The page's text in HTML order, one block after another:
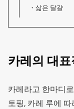
삶은 달걀
카레의 대
카레라고 한마디
토핑, 카레 루에